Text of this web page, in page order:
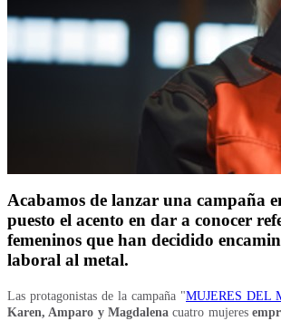
Acabamos de lanzar una campaña
puesto el acento en dar a conocer
femeninos que han decidido
laboral al metal.
Las protagonistas de la campaña "MUJERES DEL
Karen, Amparo y Magdalena cuatro mujeres